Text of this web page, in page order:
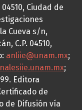
Ciudad de
Cueva s/n,
C.P. 04510,
anliie@unam.mx;
;
Editora
de
de Difusión vía